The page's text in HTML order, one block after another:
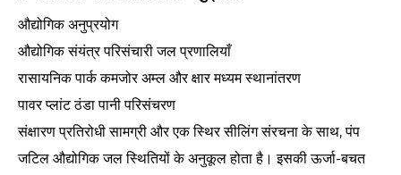
औद्योगिक अनुप्रयोग
औद्योगिक संयंत्र परिसंचारी जल प्रणालियाँ
रासायनिक पार्क कमजोर अम्ल और क्षार मध्यम स्थानांतरण
पावर प्लांट ठंडा पानी परिसंचरण
संक्षारण प्रतिरोधी सामग्री और एक स्थिर सीलिंग संरचना के साथ, पंप
जटिल औद्योगिक जल स्थितियों के अनुकूल होता है। इसकी ऊर्जा-बचत